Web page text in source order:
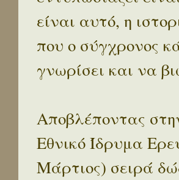
είναι αυτό, η
που ο σύγχρονος
γνωρίσει και να
Αποβλέποντας
Εθνικό Ίδρυμα
Μάρτιος) σειρά